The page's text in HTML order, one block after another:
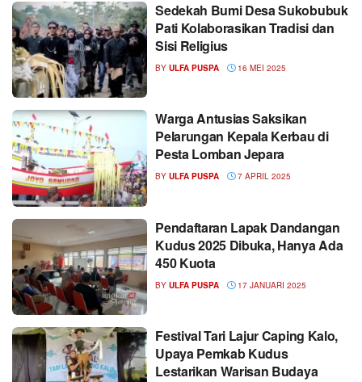
Sedekah Bumi Desa Sukobubuk
Pati Kolaborasikan Tradisi dan
Sisi Religius
BY ULFA PUSPA 16 MEI 2025
Warga Antusias Saksikan
Pelarungan Kepala Kerbau di
Pesta Lomban Jepara
BY ULFA PUSPA 7 APRIL 2025
Pendaftaran Lapak Dandangan
Kudus 2025 Dibuka, Hanya Ada
450 Kuota
BY ULFA PUSPA 17 JANUARI 2025
Festival Tari Lajur Caping Kalo,
Upaya Pemkab Kudus
Lestarikan Warisan Budaya